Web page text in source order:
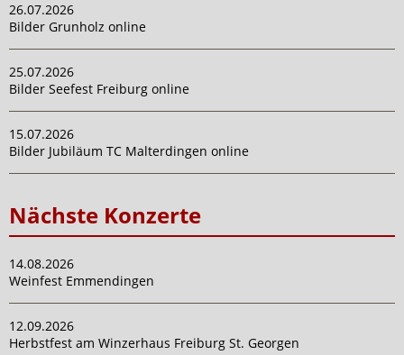
26.07.2026
Bilder Grunholz online
25.07.2026
Bilder Seefest Freiburg online
15.07.2026
Bilder Jubiläum TC Malterdingen online
Nächste Konzerte
14.08.2026
Weinfest Emmendingen
12.09.2026
Herbstfest am Winzerhaus Freiburg St. Georgen